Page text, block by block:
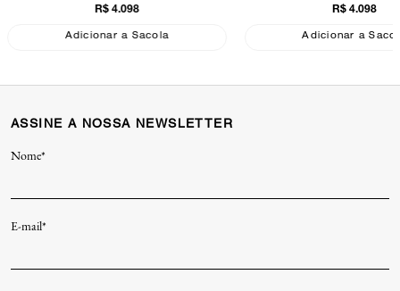
With Quilting Coach
R$ 4.098
Adicionar a Sacola
With Quilting
Coach
R$ 4.098
Adicionar a
ASSINE A NOSSA NEWSLETTER
Nome*
E-mail*